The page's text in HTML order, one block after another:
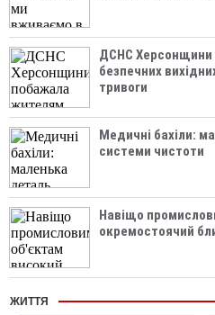
ДСНС
безпечних
тривоги
Медичні бахіли:
системи чистоти
Навіщо
окремостоячий
ЖИТТЯ